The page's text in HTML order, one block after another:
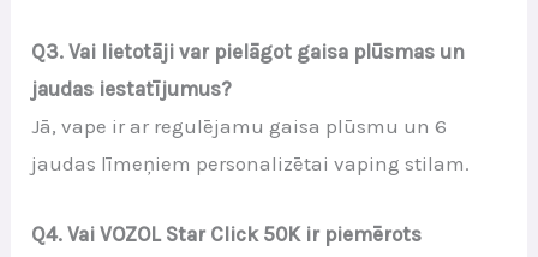
Q3. Vai lietotāji var pielāgot gaisa plūsmas un
jaudas iestatījumus?
Jā, vape ir ar regulējamu gaisa plūsmu un 6
jaudas līmeņiem personalizētai vaping stilam.
Q4. Vai VOZOL Star Click 50K ir piemērots